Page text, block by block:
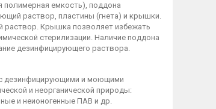
полимерная емкость), поддона
раствор, пластины (гнета) и крышки.
раствор. Крышка позволяет избежать
стерилизации. Наличие поддона
дезинфицирующего раствора.
с дезинфицирующими и моющими
и неорганической природы:
и неионогенные ПАВ и др.